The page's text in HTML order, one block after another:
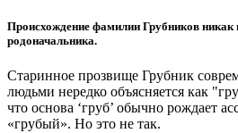
Происхождение фамилии Грубников никак
родоначальника.
Старинное прозвище Грубник
людьми нередко объясняется как
что основа ‘груб’ обычно рождает
«грубый». Но это не так.